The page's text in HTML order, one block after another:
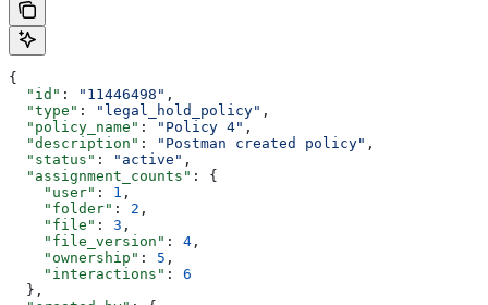
{
  "id"
: "11446498" ,
  "type"
: "legal_hold_policy" ,
  "policy_name"
: "Policy 4" ,
  "description"
: "Postman created policy" ,
  "status"
: "active" ,
  "assignment_counts"
: {
    "user"
: 1 ,
    "folder"
: 2 ,
    "file"
: 3 ,
    "file_version"
: 4 ,
    "ownership"
: 5 ,
    "interactions"
: 6
  },